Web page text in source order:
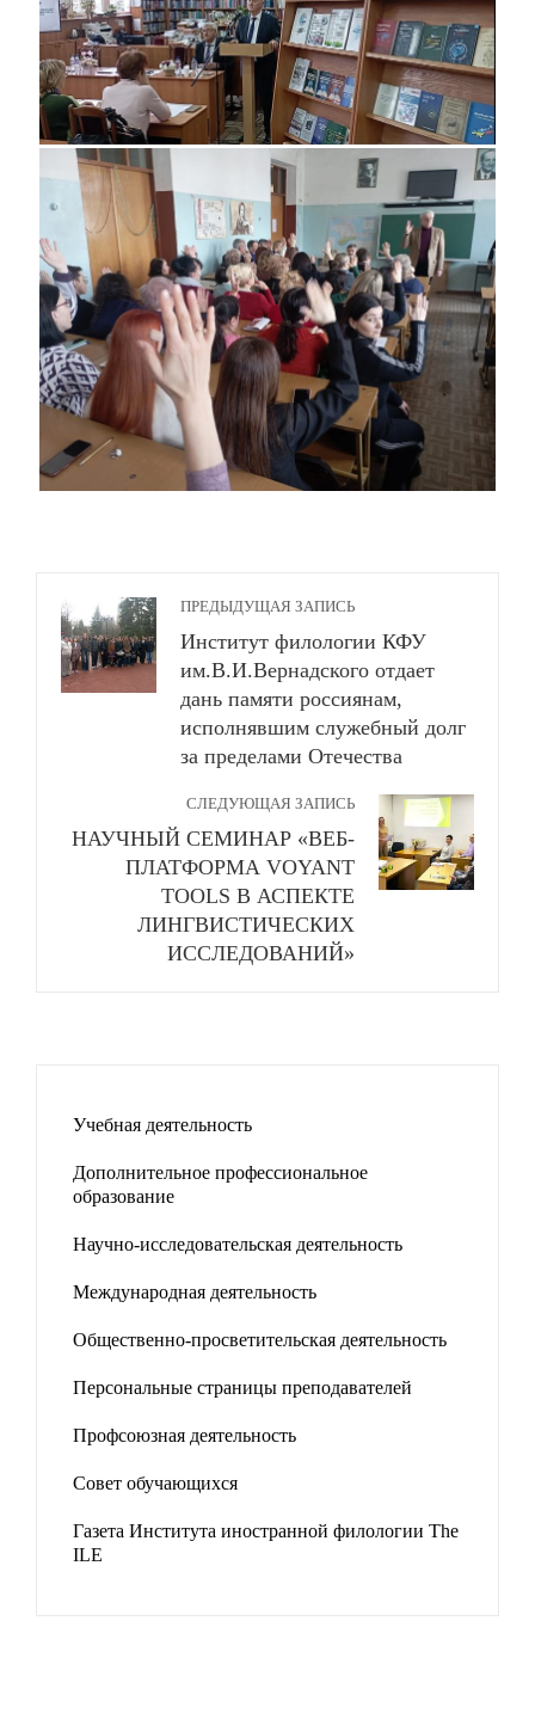
ПРЕДЫДУЩАЯ ЗАПИСЬ
Институт филологии КФУ
им.В.И.Вернадского отдает
дань памяти россиянам,
исполнявшим служебный долг
за пределами Отечества
СЛЕДУЮЩАЯ ЗАПИСЬ
НАУЧНЫЙ СЕМИНАР «ВЕБ-
ПЛАТФОРМА VOYANT
TOOLS В АСПЕКТЕ
ЛИНГВИСТИЧЕСКИХ
ИССЛЕДОВАНИЙ»
Учебная деятельность
Дополнительное профессиональное
образование
Научно-исследовательская деятельность
Международная деятельность
Общественно-просветительская деятельность
Персональные страницы преподавателей
Профсоюзная деятельность
Совет обучающихся
Газета Института иностранной филологии The
ILE